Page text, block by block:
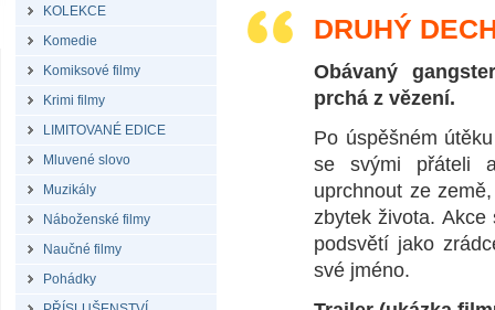
KOLEKCE
Komedie
Komiksové filmy
Krimi filmy
LIMITOVANÉ EDICE
Mluvené slovo
Muzikály
Náboženské filmy
Naučné filmy
Pohádky
DRUHÝ
Obávaný
prchá z vězení.
Po úspěšném
se svými přáteli
uprchnout ze
zbytek života.
podsvětí jako
své jméno.